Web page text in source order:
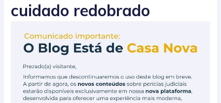
cuidado redobrado